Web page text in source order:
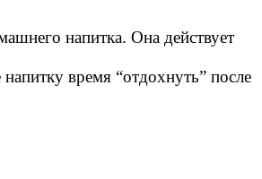
напитка. Она действует
время “отдохнуть” после